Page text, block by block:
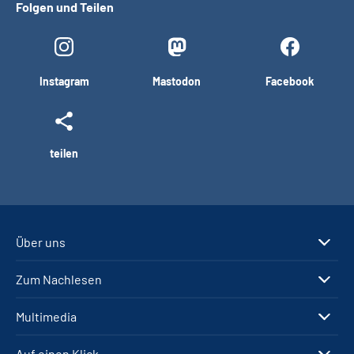
Folgen und Teilen
Instagram Mastodon Facebook
teilen
Über uns
Zum Nachlesen
Multimedia